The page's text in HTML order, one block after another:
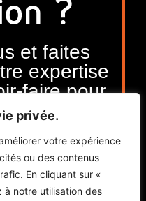
privée.
votre expérience
ou des contenus
En cliquant sur «
à notre utilisation des
?
et faites
expertise
faire pour
sécurité.
73 40 26